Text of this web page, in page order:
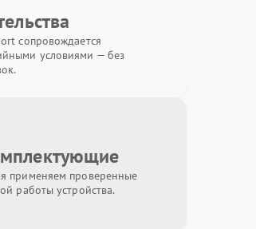
сопровождается
условиями — без
применяем проверенные
работы устройства.